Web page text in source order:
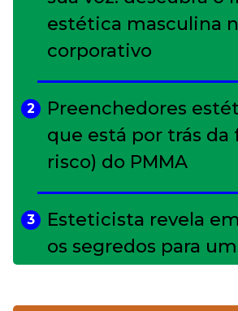
estética masculina
corporativo
2
Preenchedores
que está por trás da
risco) do PMMA
3
Esteticista revela
os segredos para